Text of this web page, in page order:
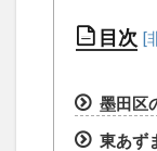
目次
墨田区
東あず